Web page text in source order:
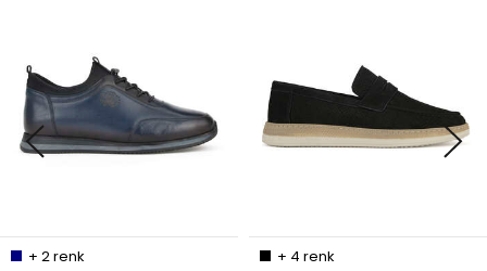
+ 2renk + 4 renk